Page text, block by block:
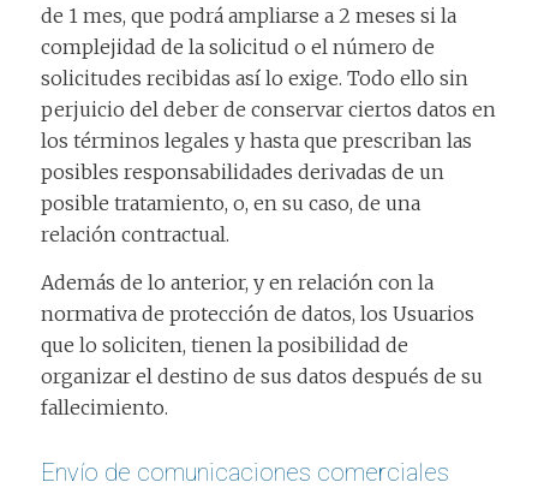
de 1 mes, que podrá ampliarse a 2 meses si la
complejidad de la solicitud o el número de
solicitudes recibidas así lo exige. Todo ello sin
perjuicio del deber de conservar ciertos datos en
los términos legales y hasta que prescriban las
posibles responsabilidades derivadas de un
posible tratamiento, o, en su caso, de una
relación contractual.
Además de lo anterior, y en relación con la
normativa de protección de datos, los Usuarios
que lo soliciten, tienen la posibilidad de
organizar el destino de sus datos después de su
fallecimiento.
Envío de comunicaciones comerciales